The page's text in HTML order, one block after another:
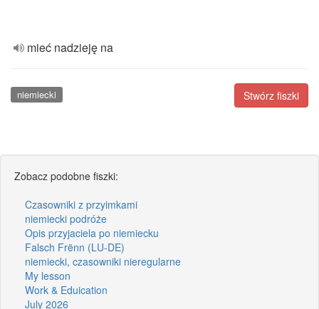
mieć nadzieję na
Stwórz fiszki
niemiecki
Zobacz podobne fiszki:
Czasowniki z przyimkami
niemiecki podróże
Opis przyjaciela po niemiecku
Falsch Frënn (LU-DE)
niemiecki, czasowniki nieregularne
My lesson
Work & Eduication
July 2026